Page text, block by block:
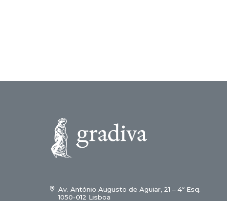
Av. António Augusto de Aguiar, 21 – 4º Esq.
1050-012 Lisboa